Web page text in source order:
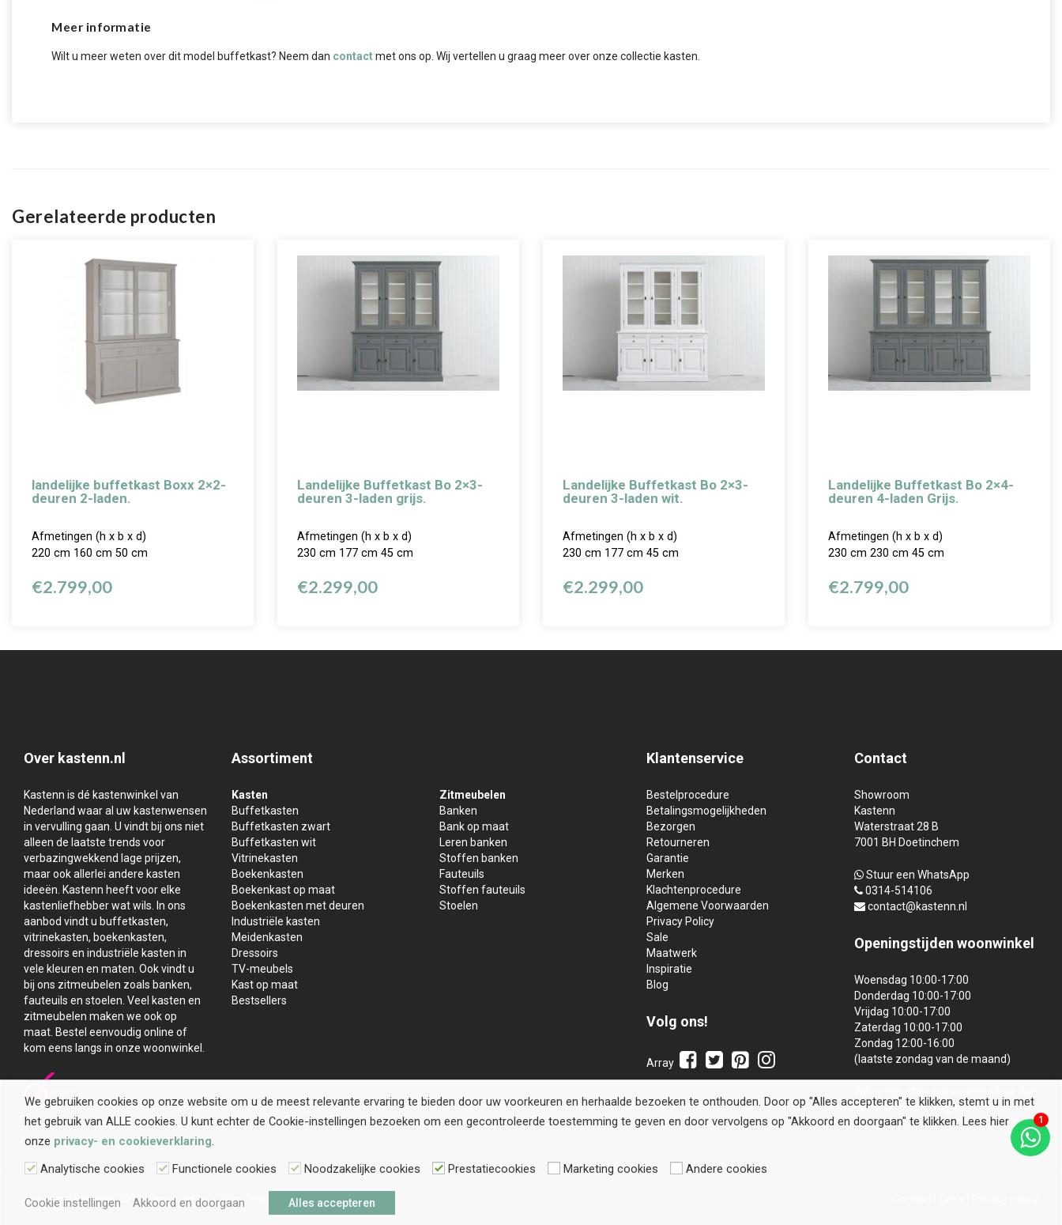
Meer informatie
Wilt u meer weten over dit model buffetkast? Neem dan contactmet ons op. Wij vertellen u graag meer over onze collectie kasten.
Gerelateerde producten
landelijke buffetkast Boxx 2×2-
deuren 2-laden.
Afmetingen (h x b x d)
220 cm 160 cm 50 cm
€2.799,00
Landelijke Buffetkast Bo 2×3-
deuren 3-laden grijs.
Afmetingen (h x b x d)
230 cm 177 cm 45 cm
€2.299,00
Landelijke Buffetkast Bo 2×3-
deuren 3-laden wit.
Afmetingen (h x b x d)
230 cm 177 cm 45 cm
€2.299,00
Landelijke Buffetkast Bo 2×4-
deuren 4-laden Grijs.
Afmetingen (h x b x d)
230 cm 230 cm 45 cm
€2.799,00
Over kastenn.nl
Kastenn is dé kastenwinkel van
Nederland waar al uw kastenwensen
in vervulling gaan. U vindt bij ons niet
alleen de laatste trends voor
verbazingwekkend lage prijzen,
maar ook allerlei andere kasten
ideeën. Kastenn heeft voor elke
kastenliefhebber wat wils. In ons
aanbod vindt u buffetkasten,
vitrinekasten, boekenkasten,
dressoirs en industriële kasten in
vele kleuren en maten. Ook vindt u
bij ons zitmeubelen zoals banken,
fauteuils en stoelen. Veel kasten en
zitmeubelen maken we ook op
maat. Bestel eenvoudig online of
kom eens langs in onze woonwinkel.
Assortiment
Kasten
Buffetkasten
Buffetkasten zwart
Buffetkasten wit
Vitrinekasten
Boekenkasten
Boekenkast op maat
Boekenkasten met deuren
Industriële kasten
Meidenkasten
Dressoirs
TV-meubels
Kast op maat
Bestsellers
Zitmeubelen
Banken
Bank op maat
Leren banken
Stoffen banken
Fauteuils
Stoffen fauteuils
Stoelen
Klantenservice
Bestelprocedure
Betalingsmogelijkheden
Bezorgen
Retourneren
Garantie
Merken
Klachtenprocedure
Algemene Voorwaarden
Privacy Policy
Sale
Maatwerk
Inspiratie
Blog
Volg ons!
Array
Contact
Showroom
Kastenn
Waterstraat 28 B
7001 BH Doetinchem
Stuur een WhatsApp
0314-514106
contact@kastenn.nl
Openingstijdenwoonwinkel
Woensdag 10:00-17:00
Donderdag 10:00-17:00
Vrijdag 10:00-17:00
Zaterdag 10:00-17:00
Zondag 12:00-16:00
(laatste zondag van de maand)
een mail naarinfo@kastenn.nl
Copyright kastenn 2018 | Powered byiClicks Online Marketing Bureau
We gebruiken cookies op onze website om u de meest relevante ervaring te bieden door uw voorkeuren en herhaalde bezoeken te onthouden. Door op "Alles accepteren" te klikken, stemt u in met
het gebruik van ALLE cookies. U kunt echter de Cookie-instellingen bezoeken om een gecontroleerde toestemming te geven en door vervolgens op "Akkoord en doorgaan" te klikken. Lees hier
onze privacy- en cookieverklaring.
Analytische cookies
Functionele cookies Noodzakelijke cookies Prestatiecookies Marketing cookies Andere cookies
Cookie instellingen Akkoord en doorgaan Alles accepteren
1